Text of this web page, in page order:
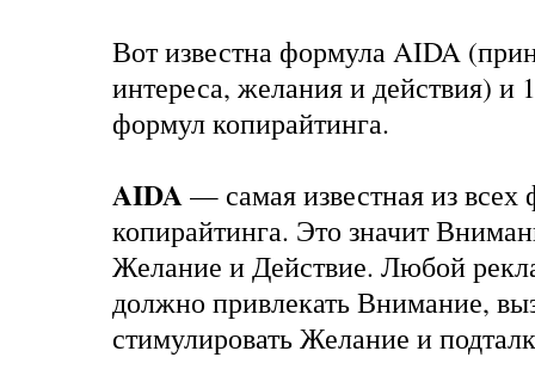
Вот известна формула AIDA
интереса, желания и действия) и
формул копирайтинга.
AIDA— самая известная из всех
копирайтинга. Это значит
Желание и Действие. Любой
должно привлекать Внимание,
стимулировать Желание и